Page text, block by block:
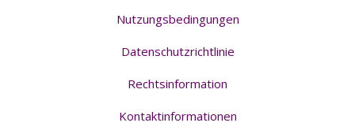
Nutzungsbedingungen
Datenschutzrichtlinie
Rechtsinformation
Kontaktinformationen